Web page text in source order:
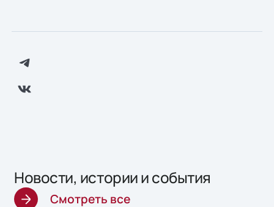
Новости, истории и события
Смотреть все